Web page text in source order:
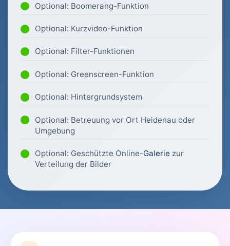
Optional: Boomerang-Funktion
Optional: Kurzvideo-Funktion
Optional: Filter-Funktionen
Optional: Greenscreen-Funktion
Optional: Hintergrundsystem
Optional: Betreuung vor Ort Heidenau oder
Umgebung
Optional: Geschützte Online-Galerie zur
Verteilung der Bilder